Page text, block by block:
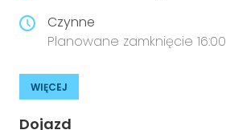
Czynne
Planowane zamknięcie 16:00
WIĘCEJ
Dojazd